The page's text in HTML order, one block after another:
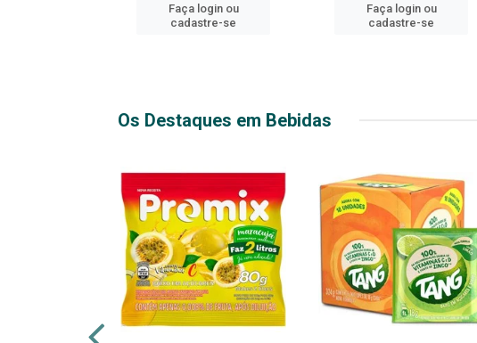
Faça login ou
cadastre-se
Faça login ou
cadastre-se
Os Destaques em Bebidas